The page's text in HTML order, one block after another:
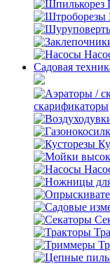
Садовая
скарификаторы